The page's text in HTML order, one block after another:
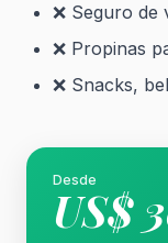
❌ Seguro de
❌ Propinas
❌ Snacks,
Desde
US$